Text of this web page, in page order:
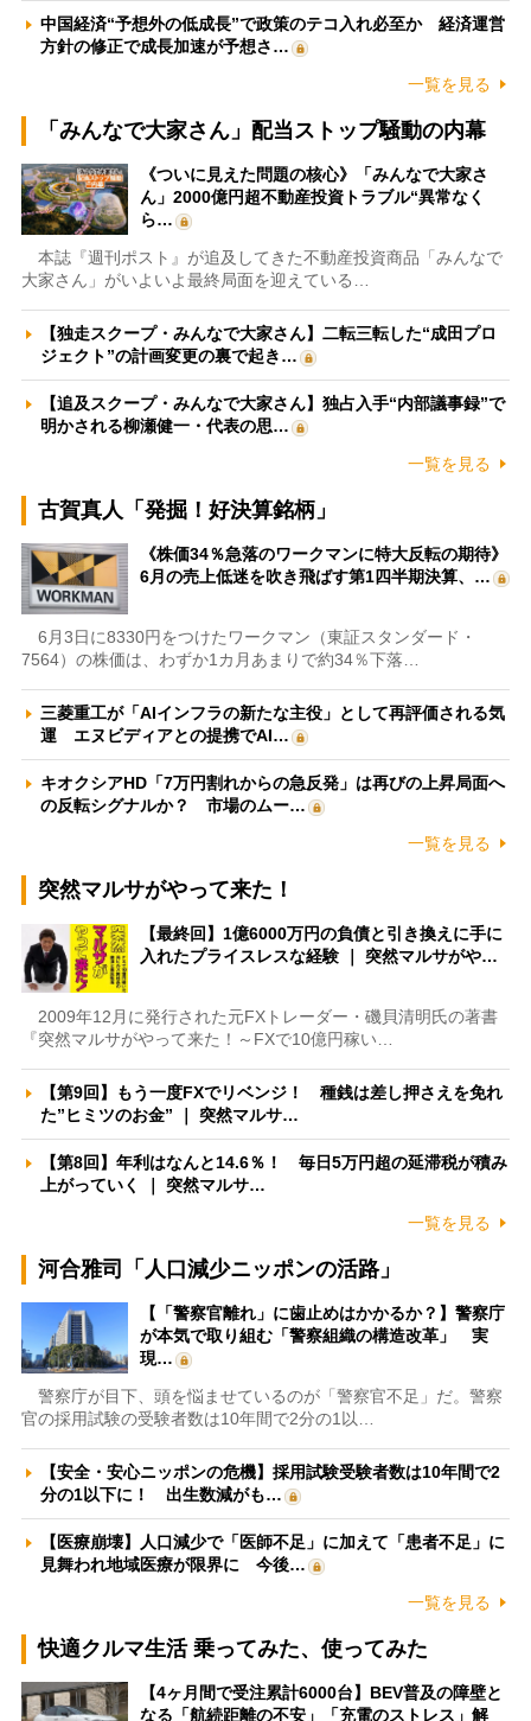
中国経済“予想外の低成長”で政策のテコ入れ必至か 経済運営
方針の修正で成長加速が予想さ…
一覧を見る
「みんなで大家さん」配当ストップ騒動の内幕
《ついに見えた問題の核心》「みんなで大家さ
ん」2000億円超不動産投資トラブル“異常なく
ら…
本誌『週刊ポスト』が追及してきた不動産投資商品「みんなで
大家さん」がいよいよ最終局面を迎えている…
【独走スクープ・みんなで大家さん】二転三転した“成田プロ
ジェクト”の計画変更の裏で起き…
【追及スクープ・みんなで大家さん】独占入手“内部議事録”で
明かされる柳瀬健一・代表の思…
一覧を見る
古賀真人「発掘！好決算銘柄」
《株価34％急落のワークマンに特大反転の期待》
6月の売上低迷を吹き飛ばす第1四半期決算、…
6月3日に8330円をつけたワークマン（東証スタンダード・
7564）の株価は、わずか1カ月あまりで約34％下落…
三菱重工が「AIインフラの新たな主役」として再評価される気
運 エヌビディアとの提携でAI…
キオクシアHD「7万円割れからの急反発」は再びの上昇局面へ
の反転シグナルか？ 市場のムー…
一覧を見る
突然マルサがやって来た！
【最終回】1億6000万円の負債と引き換えに手に
入れたプライスレスな経験 ｜ 突然マルサがや…
2009年12月に発行された元FXトレーダー・磯貝清明氏の著書
『突然マルサがやって来た！～FXで10億円稼い…
【第9回】もう一度FXでリベンジ！ 種銭は差し押さえを免れ
た”ヒミツのお金” ｜ 突然マルサ…
【第8回】年利はなんと14.6％！ 毎日5万円超の延滞税が積み
上がっていく ｜ 突然マルサ…
一覧を見る
河合雅司「人口減少ニッポンの活路」
【「警察官離れ」に歯止めはかかるか？】警察庁
が本気で取り組む「警察組織の構造改革」 実
現…
警察庁が目下、頭を悩ませているのが「警察官不足」だ。警察
官の採用試験の受験者数は10年間で2分の1以…
【安全・安心ニッポンの危機】採用試験受験者数は10年間で2
分の1以下に！ 出生数減がも…
【医療崩壊】人口減少で「医師不足」に加えて「患者不足」に
見舞われ地域医療が限界に 今後…
一覧を見る
快適クルマ生活 乗ってみた、使ってみた
【4ヶ月間で受注累計6000台】BEV普及の障壁と
なる「航続距離の不安」「充電のストレス」解